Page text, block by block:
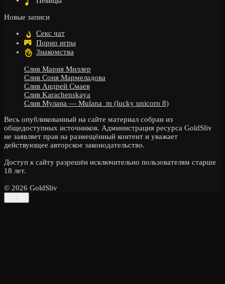
Новые записи
Секс чат
Порно игры
Знакомства
Слив Мария Миллер
Слив Соня Мармеладова
Слив Андрей Смаев
Слив Karachenskaya
Слив Мулана — Mulana_m (lucky unicorn 8)
Весь опубликованный на сайте материал собран из
общедоступных источников. Администрация ресурса GoldSliv
не заявляет прав на размещённый контент и уважает
действующее авторское законодательство.
Доступ к сайту разрешён исключительно пользователям старше
18 лет.
© 2026 GoldSliv